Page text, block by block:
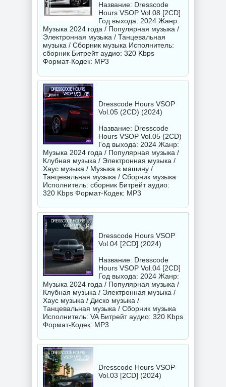
Название: Dresscode
Hours VSOP Vol.08 [2CD]
Год выхода: 2024 Жанр:
Музыка 2024 года / Популярная музыка /
Электронная музыка / Танцевальная
музыка / Сборник музыка Исполнитель:
сборник Битрейт аудио: 320 Kbps
Формат-Кодек: MP3
Dresscode Hours VSOP
Vol.05 (2CD) (2024)
Название: Dresscode
Hours VSOP Vol.05 (2CD)
Год выхода: 2024 Жанр:
Музыка 2024 года / Популярная музыка /
Клубная музыка / Электронная музыка /
Хаус музыка / Музыка в машину /
Танцевальная музыка / Сборник музыка
Исполнитель: сборник Битрейт аудио:
320 Kbps Формат-Кодек: MP3
Dresscode Hours VSOP
Vol.04 [2CD] (2024)
Название: Dresscode
Hours VSOP Vol.04 [2CD]
Год выхода: 2024 Жанр:
Музыка 2024 года / Популярная музыка /
Клубная музыка / Электронная музыка /
Хаус музыка / Диско музыка /
Танцевальная музыка / Сборник музыка
Исполнитель: VAБитрейт аудио: 320 Kbps
Формат-Кодек: MP3
Dresscode Hours VSOP
Vol.03 [2CD] (2024)